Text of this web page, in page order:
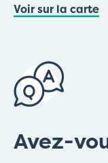
Voir sur la carte
Avez-